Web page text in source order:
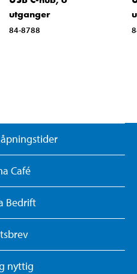
utganger
84-8788
Café
Bedrift
nyttig